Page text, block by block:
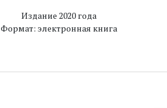
Издание 2020 года
Формат: электронная книга